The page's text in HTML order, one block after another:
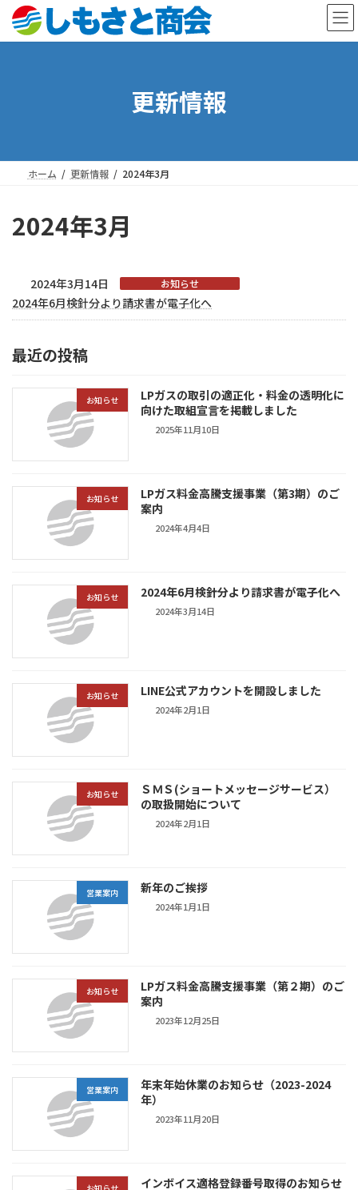
テ
プ
ゲ
動
更新情報
ホーム 更新情報 2024年3月
2024年3月
2024年3月14日 お知らせ
2024年6月検針分より請求書が電子化へ
最近の投稿
お知らせ
LPガスの取引の適正化・料金の透明化に
向けた取組宣言を掲載しました
2025年11月10日
お知らせ
LPガス料金高騰支援事業（第3期）のご
案内
2024年4月4日
お知らせ 2024年6月検針分より請求書が電子化へ
2024年3月14日
お知らせ LINE公式アカウントを開設しました
2024年2月1日
お知らせ
ＳＭＳ(ショートメッセージサービス）
の取扱開始について
2024年2月1日
営業案内 新年のご挨拶
2024年1月1日
お知らせ
LPガス料金高騰支援事業（第２期）のご
案内
2023年12月25日
営業案内
年末年始休業のお知らせ（2023-2024
年）
2023年11月20日
インボイス適格登録番号取得のお知らせ